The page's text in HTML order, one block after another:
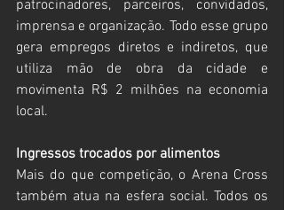
patrocinadores, parceiros, convidados,
imprensa e organização. Todo esse grupo
gera empregos diretos e indiretos, que
utiliza mão de obra da cidade e
movimenta R$ 2 milhões na economia
local.
Ingressos trocados por alimentos
Mais do que competição, o Arena Cross
também atua na esfera social. Todos os